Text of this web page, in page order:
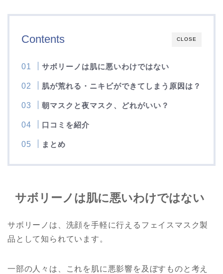
CLOSE
Contents
サボリーノは肌に悪いわけではない
肌が荒れる・ニキビができてしまう原因は？
朝マスクと夜マスク、どれがいい？
口コミを紹介
まとめ
サボリーノは肌に悪いわけではない
サボリーノ は、洗顔を手軽に行えるフェイスマスク製
品として知られています。
一部の人々は、これを肌に悪影響を及ぼすものと考え